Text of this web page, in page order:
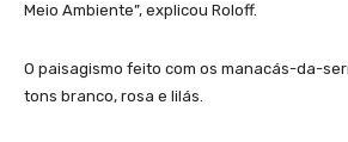
Meio Ambiente”, explicou Roloff.
O paisagismo feito com os manacás-da-
tons branco, rosa e lilás.